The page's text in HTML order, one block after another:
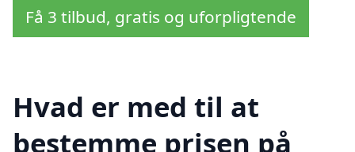
Få 3 tilbud, gratis og uforpligtende
Hvad er med til at
bestemme prisen på